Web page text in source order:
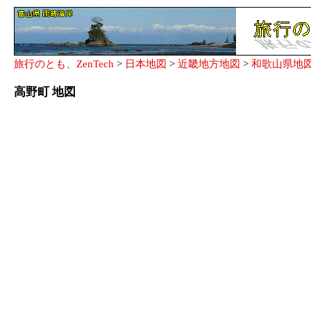
旅行のとも、ZenTech > 日本地図 > 近畿地方地図 > 和歌山県地
高野町 地図